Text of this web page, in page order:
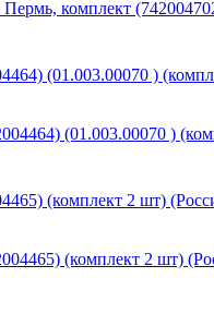
(01.003.00070 )
(комплект 2 шт)